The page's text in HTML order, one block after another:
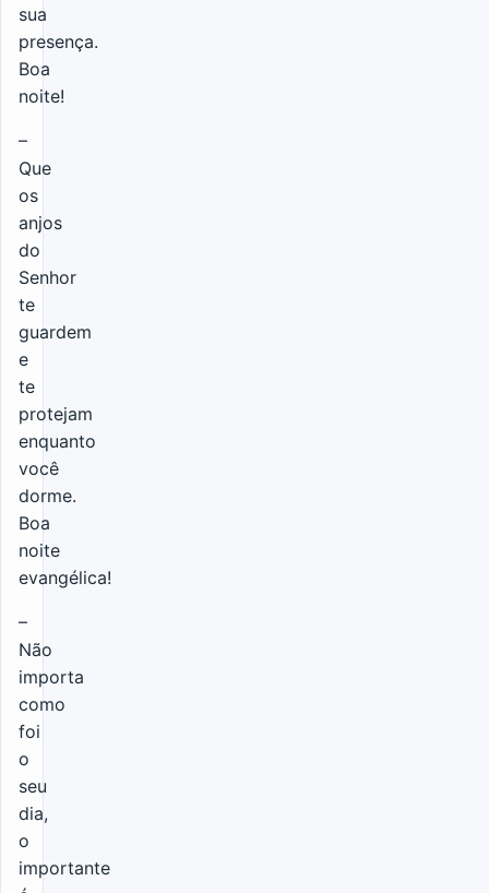
sua
presença.
Boa
noite!
–
Que
os
anjos
do
Senhor
te
guardem
e
te
protejam
enquanto
você
dorme.
Boa
noite
evangélica!
–
Não
importa
como
foi
o
seu
dia,
o
importante